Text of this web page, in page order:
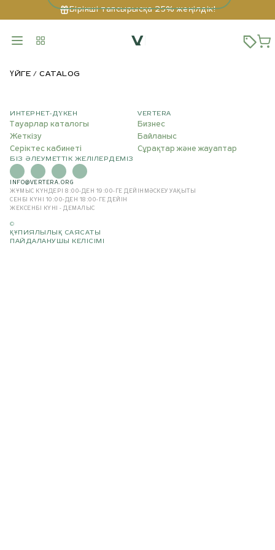
Бірінші тапсырысқа 25% жеңілдік!
ҮЙГЕ CATALOG
ИНТЕРНЕТ-ДҮКЕН
Тауарлар каталогы
Жеткізу
Серіктес кабинеті
VERTERA
Бизнес
Байланыс
Сұрақтар және жауаптар
БІЗ ӘЛЕУМЕТТІК ЖЕЛІЛЕРДЕМІЗ
INFO@VERTERA.ORG
ЖҰМЫС КҮНДЕРІ 8:00-ДЕН 19:00-ГЕ ДЕЙІН МӘСКЕУ УАҚЫТЫ
СЕНБІ КҮНІ 10:00-ДЕН 18:00-ГЕ ДЕЙІН
ЖЕКСЕНБІ КҮНІ - ДЕМАЛЫС
©
ҚҰПИЯЛЫЛЫҚ САЯСАТЫ
ПАЙДАЛАНУШЫ КЕЛІСІМІ